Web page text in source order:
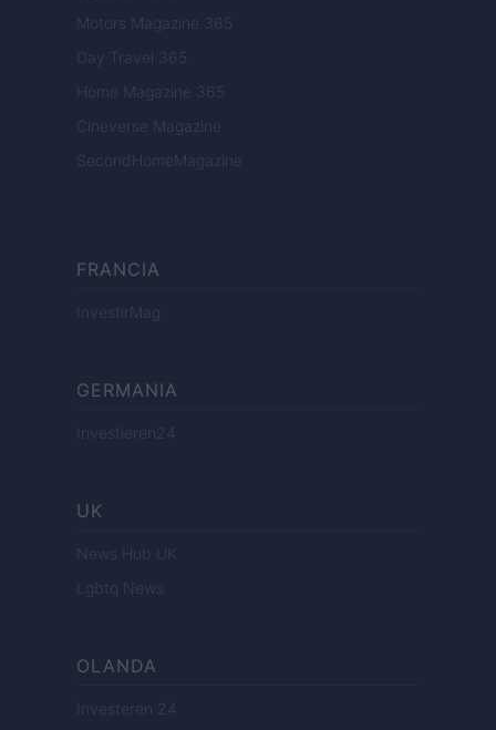
Motors Magazine 365
Day Travel 365
Home Magazine 365
Cineverse Magazine
SecondHomeMagazine
FRANCIA
InvestirMag
GERMANIA
Investieren24
UK
News Hub UK
Lgbtq News
OLANDA
Investeren 24